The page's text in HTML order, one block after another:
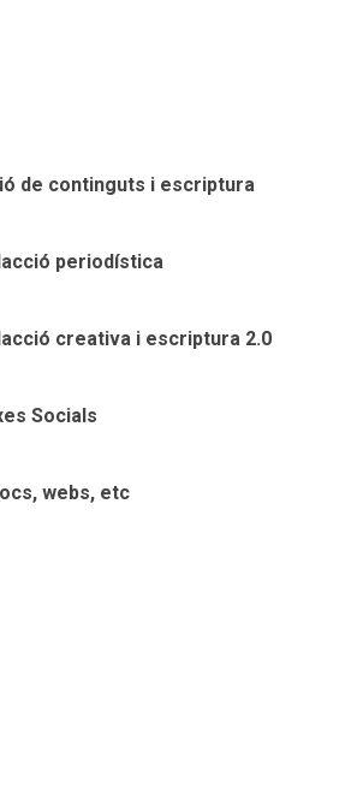
de continguts i escriptura
periodística
creativa i escriptura 2.0
Socials
webs, etc